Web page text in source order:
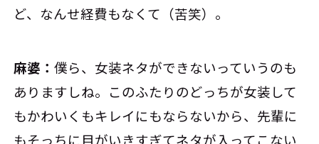
ど、なんせ経費もなくて（苦笑）。
麻婆：僕ら、女装ネタができないっていうのも
ありますしね。このふたりのどっちが女装して
もかわいくもキレイにもならないから、先輩に
もそっちに目がいきすぎてネタが入ってこない